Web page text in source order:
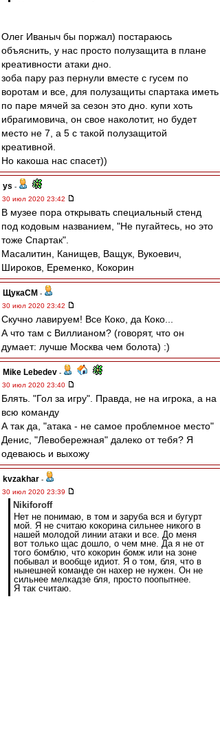
Олег Иваныч бы поржал) постараюсь
объяснить, у нас просто полузащита в плане
креативности атаки дно.
зоба пару раз пернули вместе с гусем по
воротам и все, для полузащиты спартака иметь
по паре мячей за сезон это дно. купи хоть
ибрагимовича, он свое наколотит, но будет
место не 7, а 5 с такой полузащитой
креативной.
Но какоша нас спасет))
ys -
30 июл 2020 23:42
В музее пора открывать специальный стенд
под кодовым названием, "Не пугайтесь, но это
тоже Спартак".
Масалитин, Канищев, Ващук, Вукоевич,
Широков, Еременко, Кокорин
ЩукаСМ -
30 июл 2020 23:42
Скучно лавируем! Все Коко, да Коко...
А что там с Виллианом? (говорят, что он
думает: лучше Москва чем болота) :)
Mike Lebedev -
30 июл 2020 23:40
Блять. "Гол за игру". Правда, не на игрока, а на
всю команду
А так да, "атака - не самое проблемное место"
Денис, "Левобережная" далеко от тебя? Я
одеваюсь и выхожу
kvzakhar -
30 июл 2020 23:39
Nikiforoff
Нет не понимаю, в том и заруба вся и бугурт
мой. Я не считаю кокорина сильнее никого в
нашей молодой линии атаки и все. До меня
вот только щас дошло, о чем мне. Да я не от
того бомблю, что кокорин бомж или на зоне
побывал и вообще идиот. Я о том, бля, что в
нынешней команде он нахер не нужен. Он не
сильнее мелкадзе бля, просто поопытнее.
Я так считаю.